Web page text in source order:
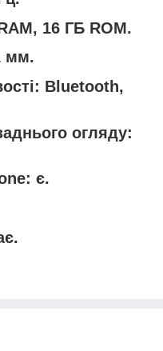
16 ГБ ROM.
мм.
Bluetooth,
огляду:
є.